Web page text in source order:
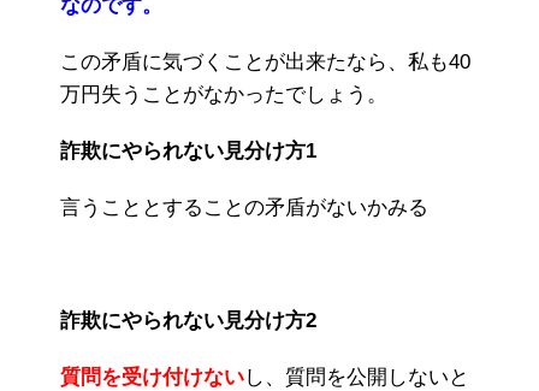
なのです。
この矛盾に気づくことが出来たなら、私も40
万円失うことがなかったでしょう。
詐欺にやられない見分け方1
言うこととすることの矛盾がないかみる
詐欺にやられない見分け方2
質問を受け付けないし、質問を公開しないと